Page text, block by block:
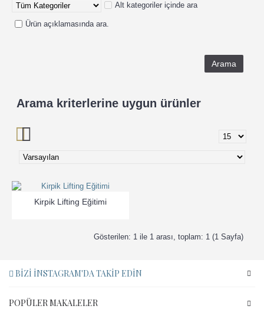
Alt kategoriler içinde ara
Ürün açıklamasında ara.
Arama kriterlerine uygun ürünler
Kirpik Lifting Eğitimi
Gösterilen: 1 ile 1 arası, toplam: 1 (1 Sayfa)
BIZI İNSTAGRAM'DA TAKIP EDIN
POPÜLER MAKALELER